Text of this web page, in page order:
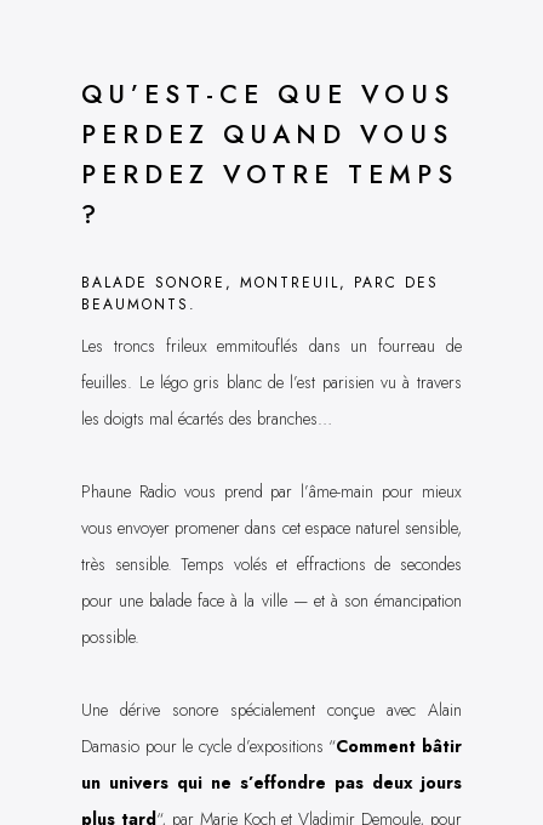
QU’EST-CE QUE VOUS
PERDEZ QUAND VOUS
PERDEZ VOTRE TEMPS
?
BALADE SONORE, MONTREUIL, PARC DES
BEAUMONTS.
Les troncs frileux emmitouflés dans un fourreau de
feuilles. Le légo gris blanc de l’est parisien vu à travers
les doigts mal écartés des branches…
Phaune Radio vous prend par l’âme-main pour mieux
vous envoyer promener dans cet espace naturel sensible,
très sensible. Temps volés et effractions de secondes
pour une balade face à la ville — et à son émancipation
possible.
Une dérive sonore spécialement conçue avec Alain
Damasio pour le cycle d’expositions “Comment bâtir
un univers qui ne s’effondre pas deux jours
plus tard “, par Marie Koch et Vladimir Demoule, pour